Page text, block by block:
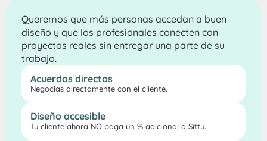
Queremos que más personas accedan a buen
diseño y que los profesionales conecten con
proyectos reales sin entregar una parte de su
trabajo.
Acuerdos directos
Negocias directamente con el cliente.
Diseño accesible
Tu cliente ahora NO paga un % adicional a Sittu.